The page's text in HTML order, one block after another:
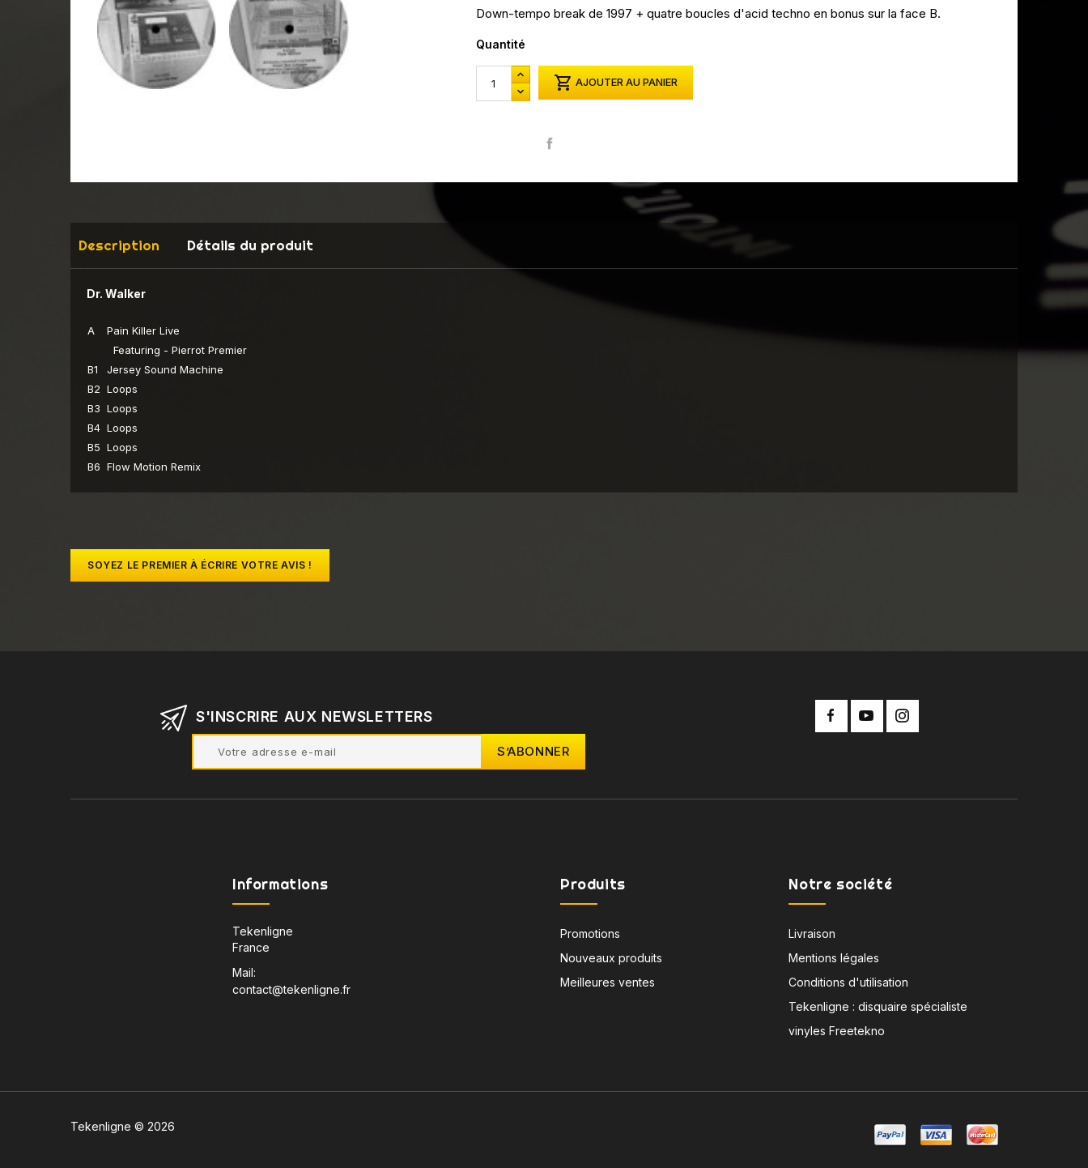
Down-tempo break de 1997 + quatre boucles d'acid techno en bonus sur la face B.
Quantité
 AJOUTER AU PANIER
Description Détails du produit
Dr. Walker
A
Pain Killer Live
Featuring - Pierrot Premier
B1
Jersey Sound Machine
B2 Loops
B3 Loops
B4 Loops
B5 Loops
B6 Flow Motion Remix
SOYEZ LE PREMIER À ÉCRIRE VOTRE AVIS !
S'INSCRIRE AUX NEWSLETTERS
Informations
Tekenligne
France
Mail:
contact@tekenligne.fr
Produits
Promotions
Nouveaux produits
Meilleures ventes
Notre société
Livraison
Mentions légales
Conditions d'utilisation
Tekenligne : disquaire spécialiste
vinyles Freetekno
Tekenligne © 2026